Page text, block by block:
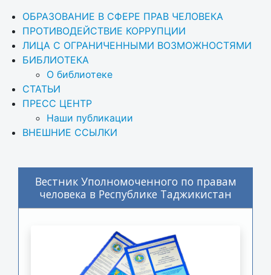
ОБРАЗОВАНИЕ В СФЕРЕ ПРАВ ЧЕЛОВЕКА
ПРОТИВОДЕЙСТВИЕ КОРРУПЦИИ
ЛИЦА С ОГРАНИЧЕННЫМИ ВОЗМОЖНОСТЯМИ
БИБЛИОТЕКА
О библиотеке
СТАТЬИ
ПРЕСС ЦЕНТР
Наши публикации
ВНЕШНИЕ ССЫЛКИ
Вестник Уполномоченного по правам
человека в Республике Таджикистан